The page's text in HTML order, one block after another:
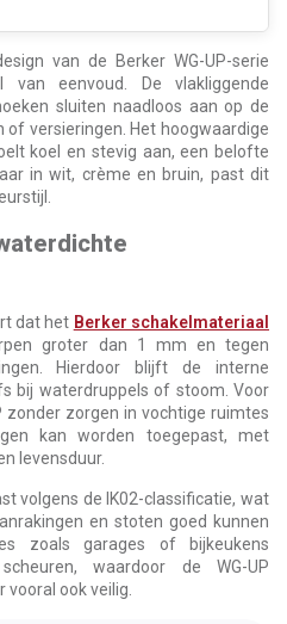
van de Berker WG-UP-serie
eenvoud. De vlakliggende
sluiten naadloos aan op de
versieringen. Het hoogwaardige
koel en stevig aan, een belofte
in wit, crème en bruin, past dit
dat het Berker schakelmateriaal
groter dan 1 mm en tegen
Hierdoor blijft de interne
bij waterdruppels of stoom. Voor
zonder zorgen in vochtige ruimtes
kan worden toegepast, met
levensduur.
volgens de IK02-classificatie, wat
en stoten goed kunnen
zoals garages of bijkeukens
waardoor de WG-UP
ook veilig.